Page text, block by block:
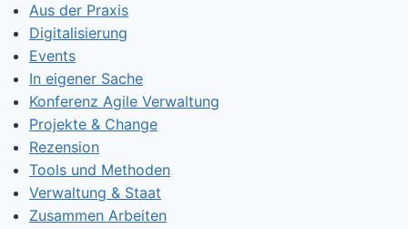
Aus der Praxis
Digitalisierung
Events
In eigener Sache
Konferenz Agile Verwaltung
Projekte & Change
Rezension
Tools und Methoden
Verwaltung & Staat
Zusammen Arbeiten